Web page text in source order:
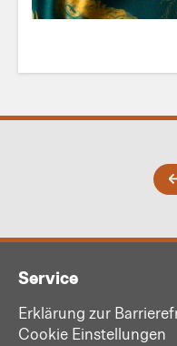
Service
Erklärung zur
Cookie Einstellungen